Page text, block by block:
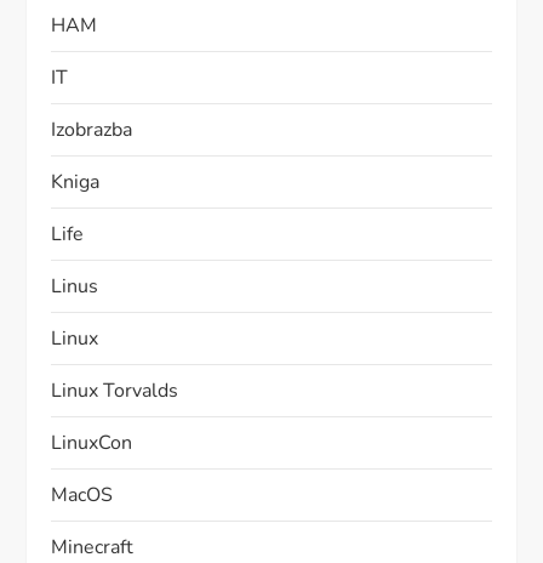
HAM
IT
Izobrazba
Kniga
Life
Linus
Linux
Linux Torvalds
LinuxCon
MacOS
Minecraft